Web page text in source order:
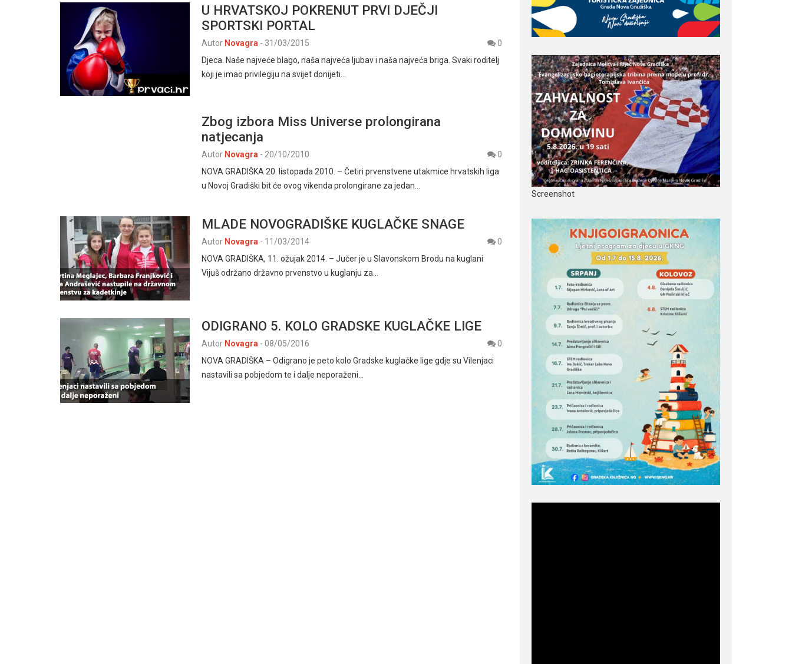
U HRVATSKOJ POKRENUT PRVI DJEČJI
SPORTSKI PORTAL
Autor Novagra - 31/03/2015
0
Djeca. Naše najveće blago, naša najveća ljubav i naša najveća briga. Svaki roditelj
koji je imao privilegiju na svijet donijeti…
Zbog izbora Miss Universe prolongirana
natjecanja
Autor Novagra - 20/10/2010
0
NOVA GRADIŠKA 20. listopada 2010. – Četiri prvenstvene utakmice hrvatskih liga
u Novoj Gradiški bit će ovog vikenda prolongirane za jedan…
MLADE NOVOGRADIŠKE KUGLAČKE SNAGE
Autor Novagra - 11/03/2014
0
NOVA GRADIŠKA, 11. ožujak 2014. – Jučer je u Slavonskom Brodu na kuglani
Vijuš održano državno prvenstvo u kuglanju za…
ODIGRANO 5. KOLO GRADSKE KUGLAČKE LIGE
Autor Novagra - 08/05/2016
0
NOVA GRADIŠKA – Odigrano je peto kolo Gradske kuglačke lige gdje su Vilenjaci
nastavili sa pobjedom te i dalje neporaženi…
Screenshot